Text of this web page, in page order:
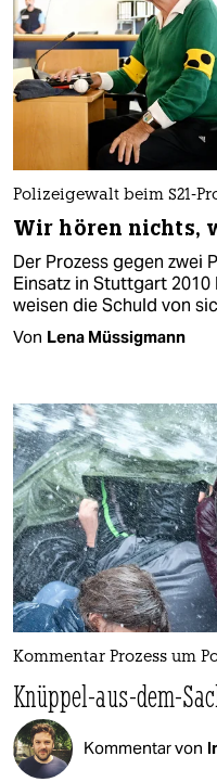
Polizeigewalt beim S21-
Wir hören nichts,
Der Prozess gegen zwei
Einsatz in Stuttgart
weisen die Schuld von
Von Lena Müssigmann
Kommentar Prozess um
Knüppel-aus-dem-
Kommentar von